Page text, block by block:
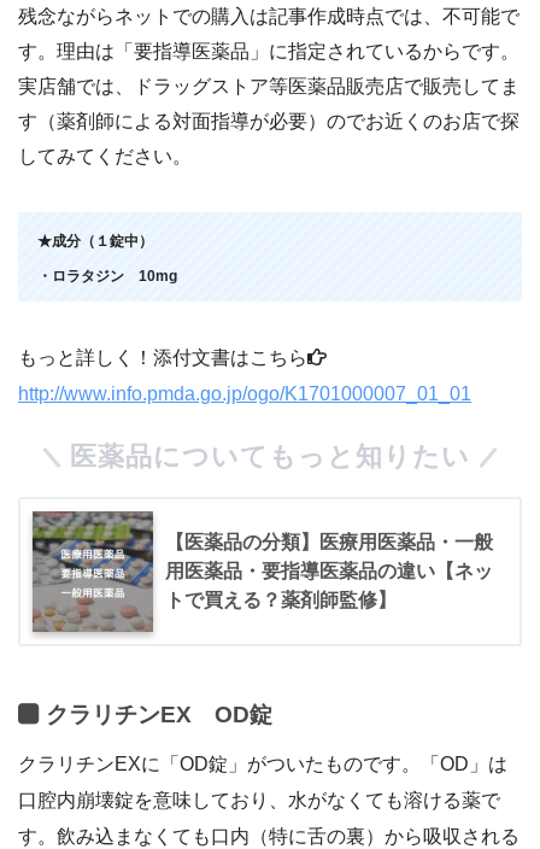
残念ながらネットでの購入は記事作成時点では、不可能で
す。理由は「要指導医薬品」に指定されているからです。
実店舗では、ドラッグストア等医薬品販売店で販売してま
す（薬剤師による対面指導が必要）のでお近くのお店で探
してみてください。
★成分（１錠中）
・ロラタジン 10mg
もっと詳しく！添付文書はこちら
http://www.info.pmda.go.jp/ogo/K1701000007_01_01
医薬品についてもっと知りたい
【医薬品の分類】医療用医薬品・一般
用医薬品・要指導医薬品の違い【ネッ
トで買える？薬剤師監修】
クラリチンEX OD錠
クラリチンEXに「OD錠」がついたものです。「OD」は
口腔内崩壊錠を意味しており、水がなくても溶ける薬で
す。飲み込まなくても口内（特に舌の裏）から吸収される